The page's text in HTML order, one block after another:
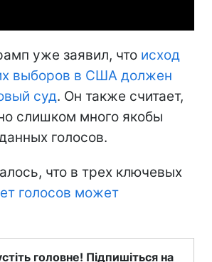
уже заявил, что исход
выборов в США должен
суд. Он также считает,
слишком много якобы
голосов.
что в трех ключевых
голосов может
головне! Підпишіться на